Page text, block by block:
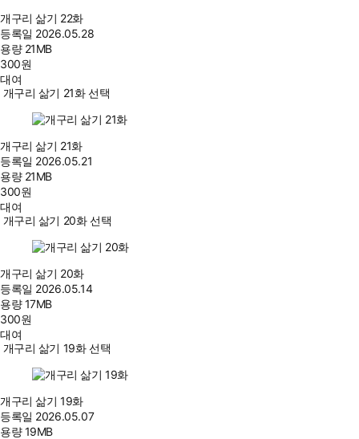
개구리 삶기 22화
등록일 2026.05.28
용량 21MB
300원
대여
개구리 삶기 21화 선택
개구리 삶기 21화
등록일 2026.05.21
용량 21MB
300원
대여
개구리 삶기 20화 선택
개구리 삶기 20화
등록일 2026.05.14
용량17MB
300원
대여
개구리 삶기 19화 선택
개구리 삶기 19화
등록일 2026.05.07
용량19MB